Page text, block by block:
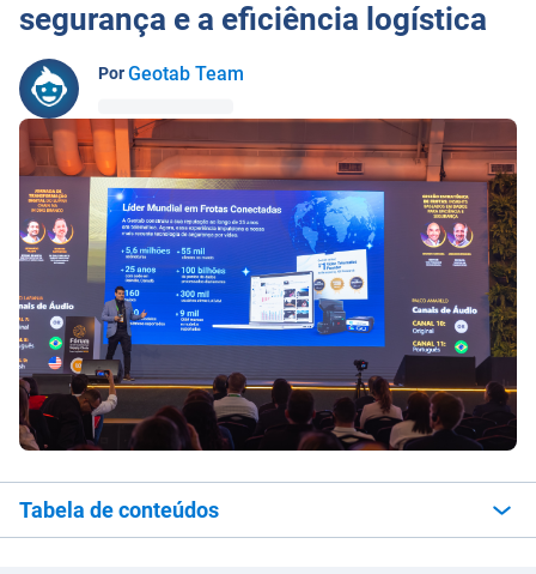
segurança e a eficiência logística
PorGeotab Team
Tabela de conteúdos